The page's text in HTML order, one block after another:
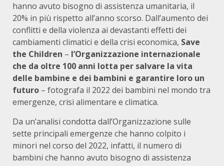
hanno avuto bisogno di assistenza umanitaria, il
20% in più rispetto all’anno scorso. Dall’aumento dei
conflitti e della violenza ai devastanti effetti dei
cambiamenti climatici e della crisi economica, Save
the Children – l’Organizzazione internazionale
che da oltre 100 anni lotta per salvare la vita
delle bambine e dei bambini e garantire loro un
futuro – fotografa il 2022 dei bambini nel mondo tra
emergenze, crisi alimentare e climatica.
Da un’analisi condotta dall’Organizzazione sulle
sette principali emergenze che hanno colpito i
minori nel corso del 2022, infatti, il numero di
bambini che hanno avuto bisogno di assistenza